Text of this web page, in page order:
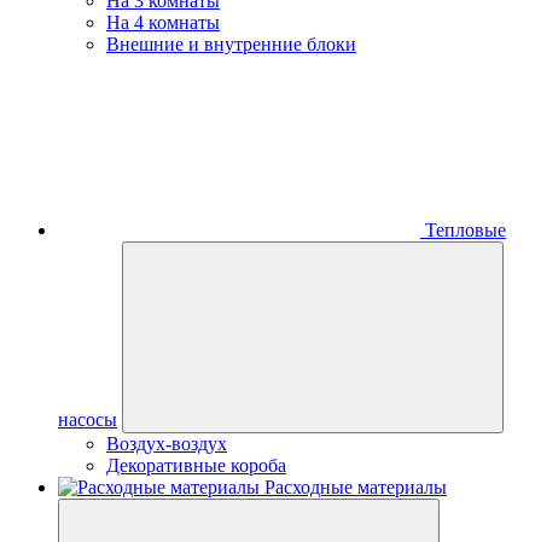
На 4 комнаты
Внешние и внутренние блоки
Тепловые
насосы
Воздух-воздух
Декоративные короба
Расходные материалы